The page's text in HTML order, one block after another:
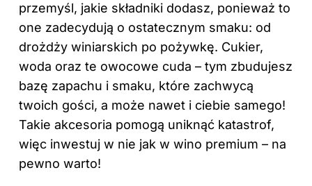
przemyśl, jakie składniki dodasz, ponieważ to
one zadecydują o ostatecznym smaku: od
drożdży winiarskich po pożywkę. Cukier,
woda oraz te owocowe cuda – tym zbudujesz
bazę zapachu i smaku, które zachwycą
twoich gości, a może nawet i ciebie samego!
Takie akcesoria pomogą uniknąć katastrof,
więc inwestuj w nie jak w wino premium – na
pewno warto!